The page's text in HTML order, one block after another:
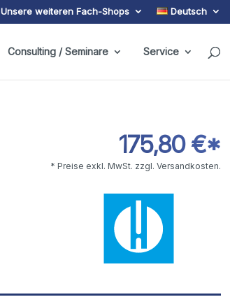
Unsere weiteren Fach-Shops Deutsch
Consulting / Seminare Service
175,80 €*
* Preise exkl. MwSt. zzgl. Versandkosten.